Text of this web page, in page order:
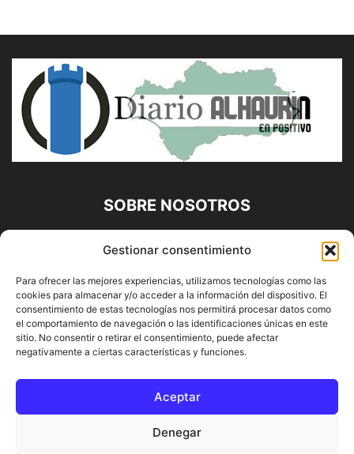
Gestionar consentimiento
Para ofrecer las mejores experiencias, utilizamos tecnologías como las
cookies para almacenar y/o acceder a la información del dispositivo. El
consentimiento de estas tecnologías nos permitirá procesar datos como
el comportamiento de navegación o las identificaciones únicas en este
sitio. No consentir o retirar el consentimiento, puede afectar
negativamente a ciertas características y funciones.
Aceptar
Denegar
SOBRE NOSOTROS
Diario Alhaurín (www.alhaurindelatorre.com) Propiedad de
Francisco E. López López | 639 95 71 95 | Noticias de
Alhaurín de la Torre, Málaga y Provincia|
Contáctanos:info@alhaurindelatorre.com
SÍGUENOS